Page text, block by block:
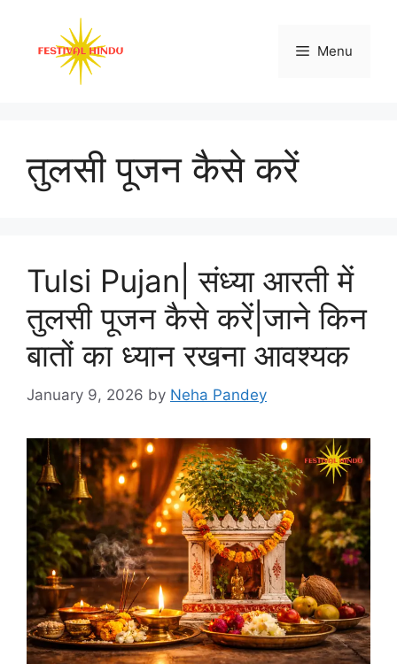
content
Menu
तुलसी पूजन कैसे करें
Tulsi Pujan| संध्या आरती में
तुलसी पूजन कैसे करें|जाने किन
बातों का ध्यान रखना आवश्यक
January 9, 2026 by Neha Pandey